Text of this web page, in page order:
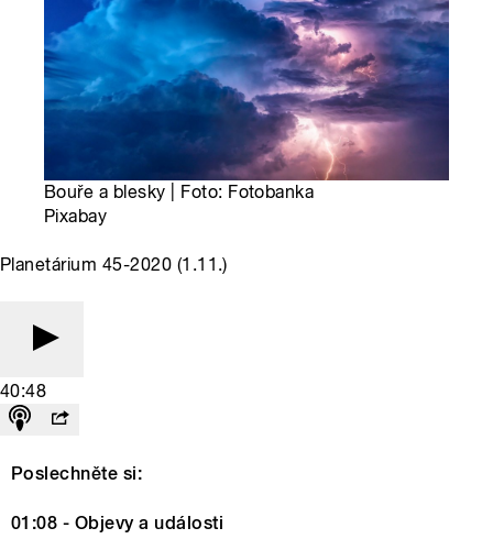
Bouře a blesky | Foto: Fotobanka
Pixabay
Planetárium 45-2020 (1.11.)
40:48
Poslechněte si:
01:08 - Objevy a události